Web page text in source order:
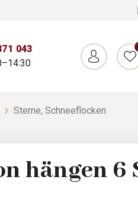
043
Sterne, Schneeflocken
hängen 6